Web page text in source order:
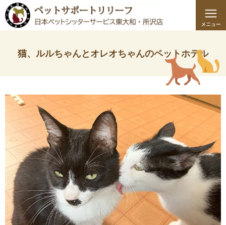
猫、ルルちゃんとオレオちゃんのペットホテル